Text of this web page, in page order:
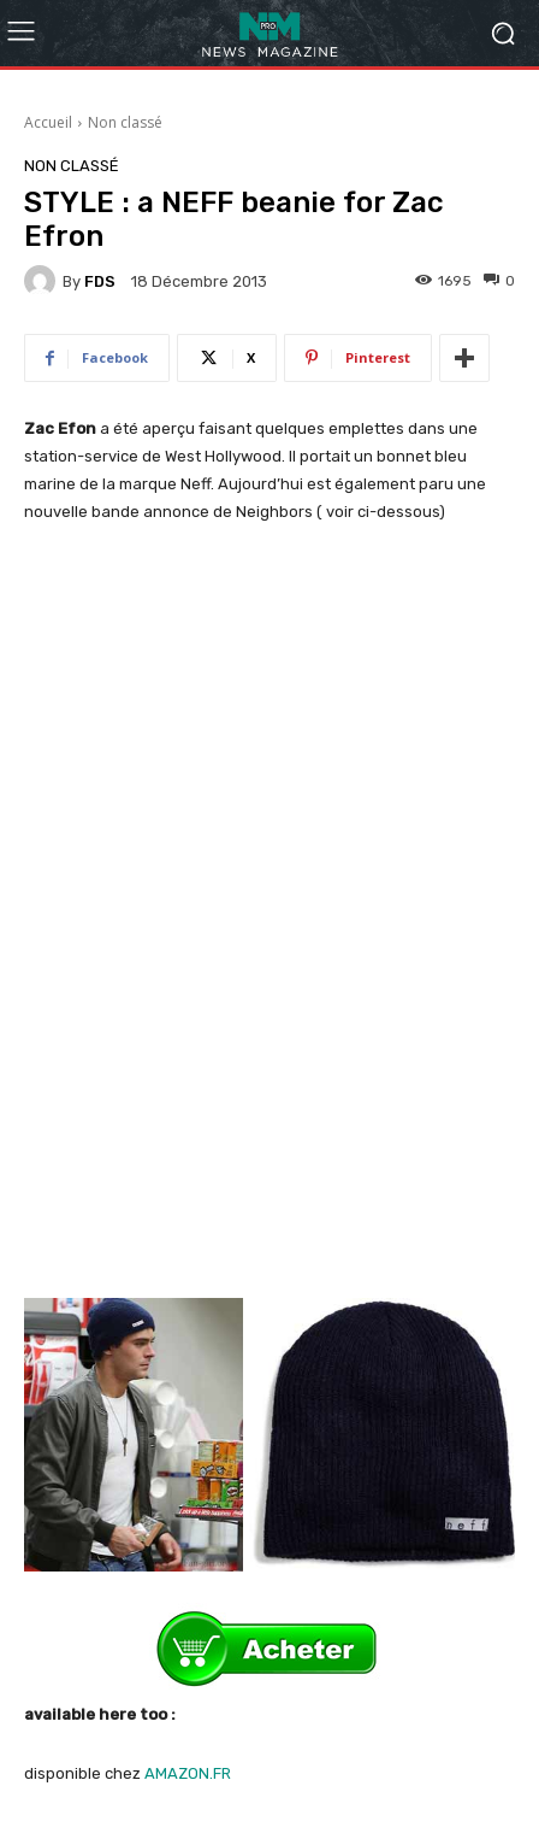
Accueil Non classé
NON CLASSÉ
STYLE : a NEFF beanie for Zac
Efron
By FDS 18 Décembre 2013 0
1695
Facebook X Pinterest
Zac Efon a été aperçu faisant quelques emplettes dans une
station-service de West Hollywood. Il portait un bonnet bleu
marine de la marque Neff. Aujourd’hui est également paru une
nouvelle bande annonce de Neighbors ( voir ci-dessous)
available here too :
disponible chez AMAZON.FR